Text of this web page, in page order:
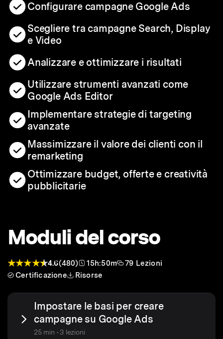
Configurare campagne Google Ads
Scegliere tra campagne Search, Display
e Video
Analizzare e ottimizzare i risultati
Utilizzare strumenti avanzati come
Google Ads Editor
Implementare strategie di targeting
avanzate
Massimizzare il valore dei clienti con il
remarketing
Ottimizzare budget, offerte e creatività
pubblicitarie
Moduli del corso
4.6(480) 15h:50m
79 Lezioni
Certificazione
Risorse
Impostare le basi per creare
campagne su Google Ads
25 min • 3 lezioni